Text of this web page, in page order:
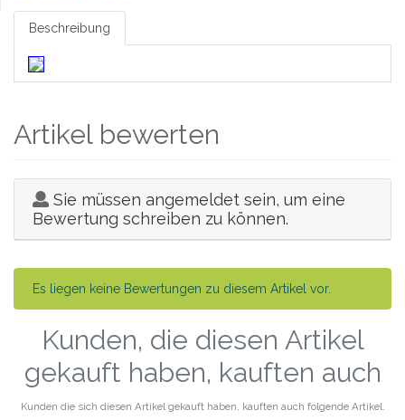
Beschreibung
Artikel bewerten
Sie müssen angemeldet sein, um eine
Bewertung schreiben zu können.
Es liegen keine Bewertungen zu diesem Artikel vor.
Kunden, die diesen Artikel
gekauft haben, kauften auch
Kunden die sich diesen Artikel gekauft haben, kauften auch folgende Artikel.